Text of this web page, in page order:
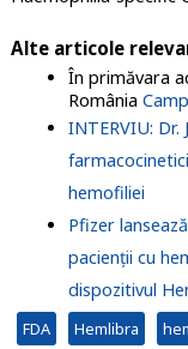
Alte articole
În primăvara
România
INTERVIU: Dr.
hemofiliei
Pfizer
pacienții cu
dispozitivul
FDA Hemlibra